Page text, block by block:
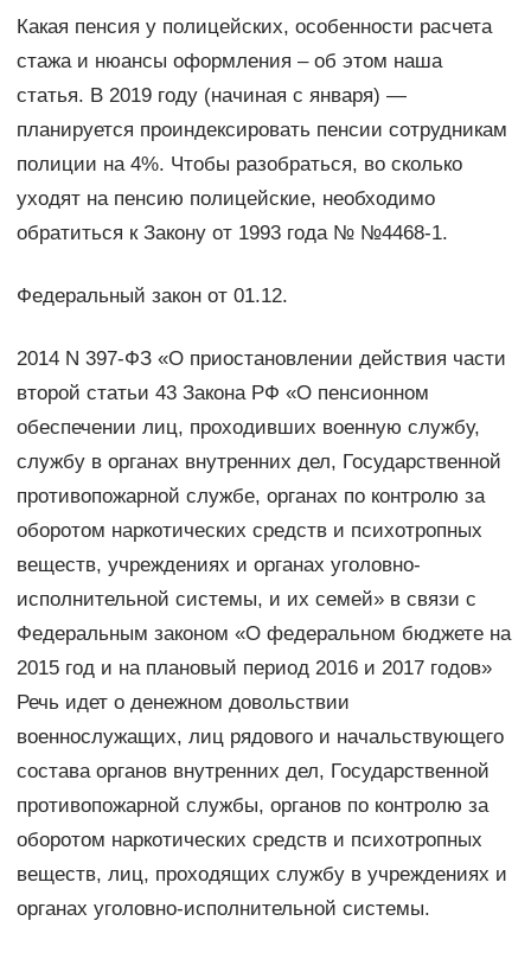
Какая пенсия у полицейских, особенности расчета
стажа и нюансы оформления – об этом наша
статья. В 2019 году (начиная с января) —
планируется проиндексировать пенсии сотрудникам
полиции на 4%. Чтобы разобраться, во сколько
уходят на пенсию полицейские, необходимо
обратиться к Закону от 1993 года № №4468-1.
Федеральный закон от 01.12.
2014 N 397-ФЗ «О приостановлении действия части
второй статьи 43 Закона РФ «О пенсионном
обеспечении лиц, проходивших военную службу,
службу в органах внутренних дел, Государственной
противопожарной службе, органах по контролю за
оборотом наркотических средств и психотропных
веществ, учреждениях и органах уголовно-
исполнительной системы, и их семей» в связи с
Федеральным законом «О федеральном бюджете на
2015 год и на плановый период 2016 и 2017 годов»
Речь идет о денежном довольствии
военнослужащих, лиц рядового и начальствующего
состава органов внутренних дел, Государственной
противопожарной службы, органов по контролю за
оборотом наркотических средств и психотропных
веществ, лиц, проходящих службу в учреждениях и
органах уголовно-исполнительной системы.